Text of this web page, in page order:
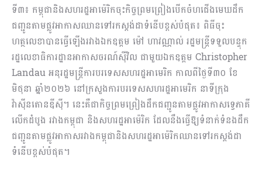
ទី៣៖ កម្ពុជានិងសហរដ្ឋអាម៉េរិកចុះកិច្ចព្រមព្រៀងបើកចំហជើងមេឃដឹក
ជញ្ជូនតាមផ្លូវអាកាសឈានទៅរកស្តង់ដាទំនើបខ្ពស់បំផុត៖ ពិធីចុះ
ហត្ថលេខាបានធ្វើឡើងរវាងឯកឧត្តម ម៉ៅ ហាវណ្ណាល់ រដ្ឋមន្ត្រីទទួលបន្ទុក
រដ្ឋលេខាធិការដ្ឋានអាកាសចរណ៍ស៊ីវិល ជាមួយឯកឧត្តម Christopher
Landau អនុរដ្ឋមន្ត្រីការបរទេសសហរដ្ឋអាមេរិក កាលពីថ្ងៃទី៣០ ខែ
មិថុនា ឆ្នាំ២០២៦ នៅក្រសួងការបរទេសសហរដ្ឋអាមេរិក នាទីក្រុង
វ៉ាស៊ីនតោនឌីស៊ី។ នេះគឺជាកិច្ចព្រមព្រៀងដឹកជញ្ជូនតាមផ្លូវអាកាសទ្វេភាគី
លើកដំបូង រវាងកម្ពុជា និងសហរដ្ឋអាម៉េរិក ដែលនឹងធ្វើឱ្យទំនាក់ទំនងដឹក
ជញ្ជូនតាមផ្លូវអាកាសរវាងកម្ពុជានិងសហរដ្ឋអាម៉េរិកឈានទៅរកស្តង់ដា
ទំនើបខ្ពស់បំផុត។